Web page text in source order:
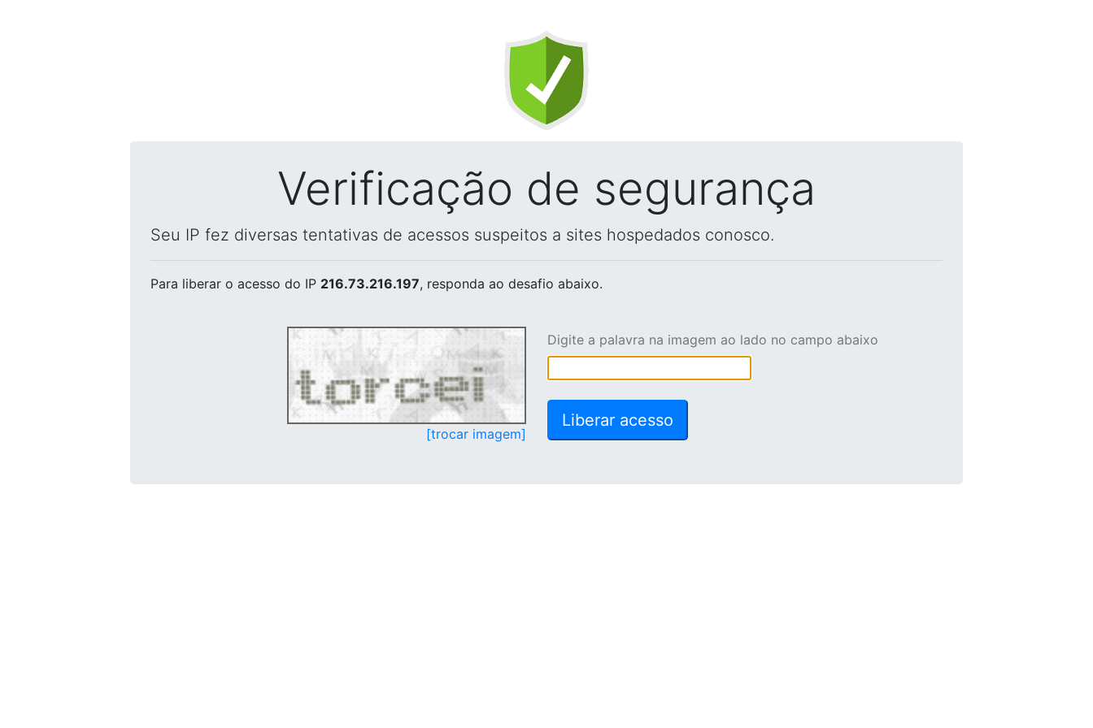
Verificação de segurança
Seu IP fez diversas tentativas de acessos suspeitos a sites hospedados conosco.
Para liberar o acesso do IP 216.73.216.197, responda ao desafio abaixo.
[trocar imagem]
Digite a palavra na imagem ao lado no campo abaixo